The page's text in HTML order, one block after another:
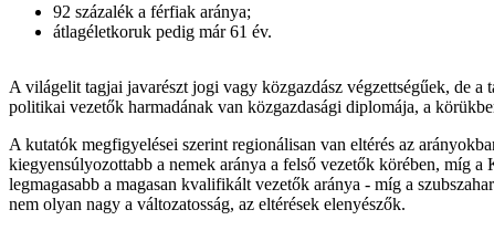
92 százalék a férfiak aránya;
átlagéletkoruk pedig már 61 év.
A világelit tagjai javarészt jogi vagy közgazdász végzettségűek, de
politikai vezetők harmadának van közgazdasági diplomája, a
A kutatók megfigyelései szerint regionálisan van eltérés az
kiegyensúlyozottabb a nemek aránya a felső vezetők körében, míg
legmagasabb a magasan kvalifikált vezetők aránya - míg a
nem olyan nagy a változatosság, az eltérések elenyészők.